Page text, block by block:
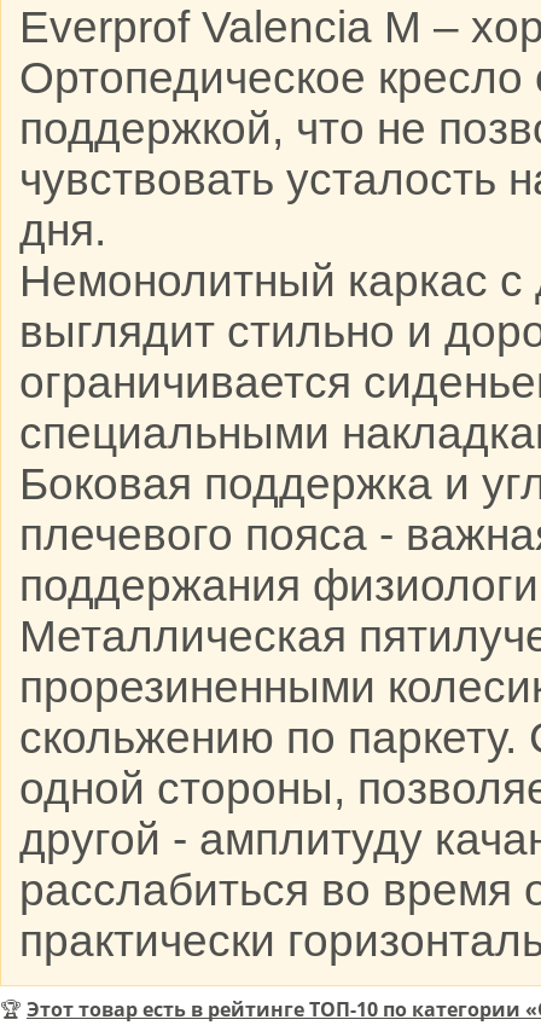
Everprof Valencia M –
Ортопедическое
поддержкой, что не
чувствовать усталость
дня.
Немонолитный каркас
выглядит стильно и
ограничивается
специальными
Боковая поддержка и
плечевого пояса -
поддержания
Металлическая
прорезиненными
скольжению по
одной стороны,
другой - амплитуду
расслабиться во время
практически
🏆 Этот товар есть в рейтинге ТОП-10 по категории